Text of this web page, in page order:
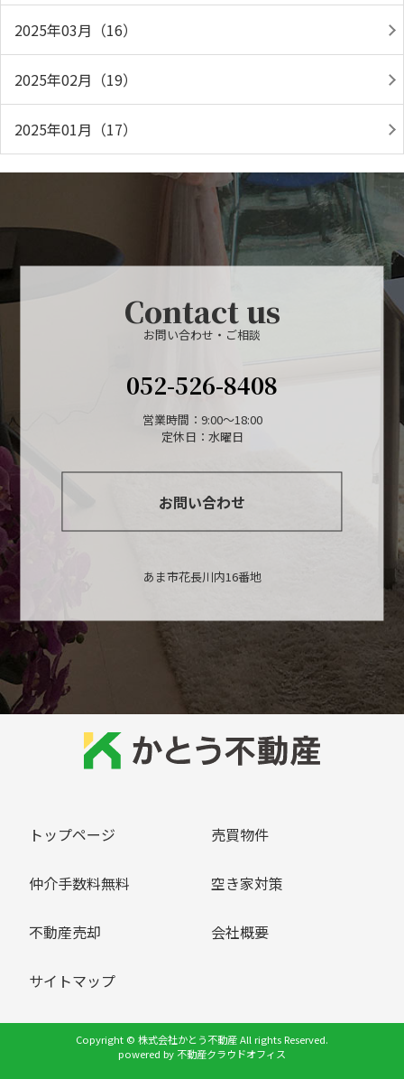
2025年03月（16）
2025年02月（19）
2025年01月（17）
Contact us
お問い合わせ・ご相談
052-526-8408
営業時間：9:00～18:00
定休日：水曜日
お問い合わせ
あま市花長川内16番地
トップページ 売買物件
仲介手数料無料 空き家対策
不動産売却 会社概要
サイトマップ
Copyright © 株式会社かとう不動産 All rights Reserved.
powered by 不動産クラウドオフィス